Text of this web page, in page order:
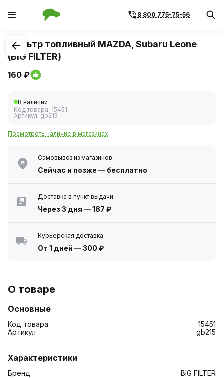
8 800 775-75-56
1/3
Фильтр топливный MAZDA, Subaru Leone
(BIG FILTER)
160 ₽
В наличии
Код товара: 15451
Артикул: gb215
Посмотреть наличие в магазинах
Самовывоз из магазинов
Сейчас и позже — бесплатно
Доставка в пункт выдачи
Через 3 дня —187 ₽
Курьерская доставка
От 1 дней —300 ₽
О товаре
Основные
Код товара
15451
Артикул
gb215
Характеристики
Бренд BIG FILTER